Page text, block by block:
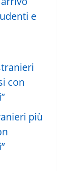
e
più